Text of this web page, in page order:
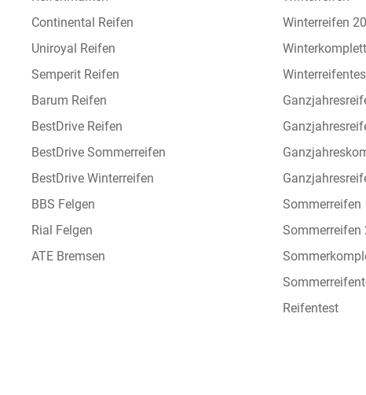
Continental Reifen
Uniroyal Reifen
Semperit Reifen
Barum Reifen
BestDrive Reifen
BestDrive Sommerreifen
BestDrive Winterreifen
BBS Felgen
Rial Felgen
ATE Bremsen
Winterreifen
Sommerreifen
Sommerreifen
Reifentest